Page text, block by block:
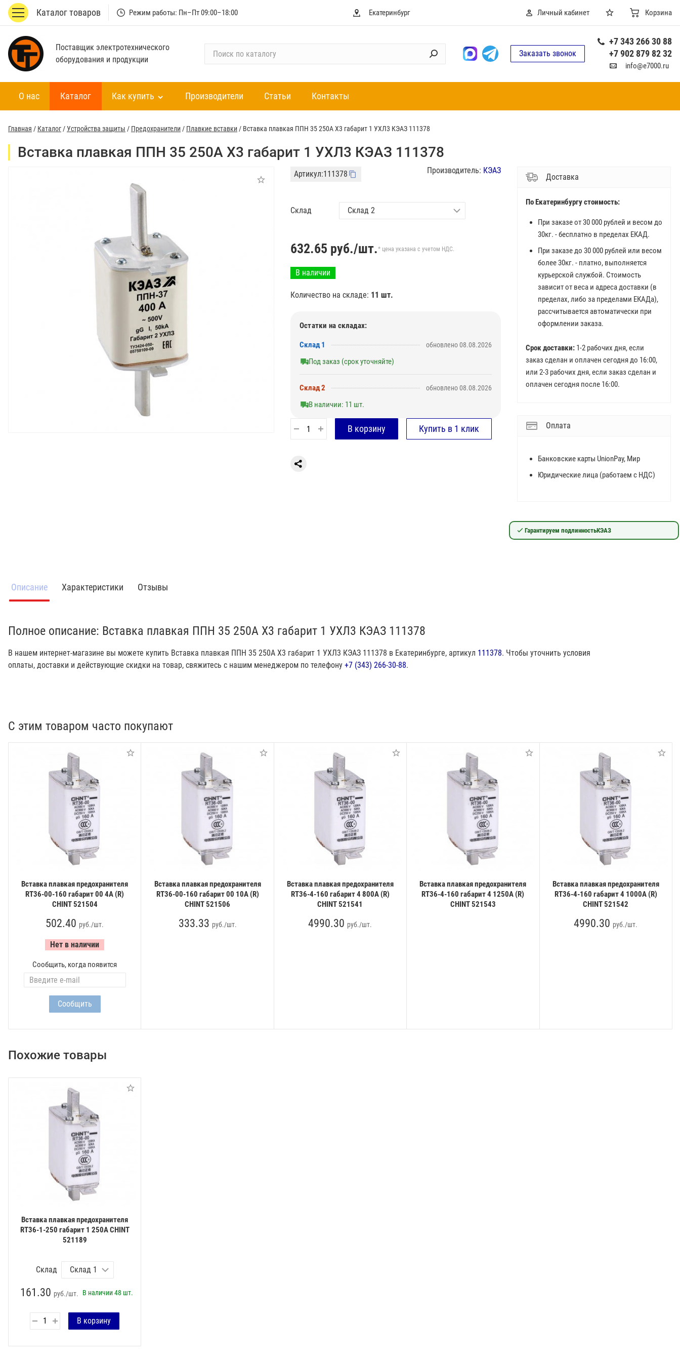
Каталог товаров Режим работы: Пн–Пт 09:00–18:00 Екатеринбург Личный кабинет Корзина
Поставщик электротехнического
оборудования и продукции
с
к
п
к
а
т
Заказать звонок
+7 343 266 30 88
+7 902 879 82 32
info@e7000.ru
О нас Каталог Как купить Производители Статьи Контакты
Главная / Каталог/Устройства защиты / Предохранители / Плавкие вставки / Вставка плавкая ППН 35 250А X3 габарит 1 УХЛ3 КЭАЗ 111378
Вставка плавкая ППН 35 250А X3 габарит 1 УХЛ3 КЭАЗ 111378
Артикул:111378 Производитель: КЭАЗ
Склад
632.65 руб./шт.* цена указана с учетом НДС.
В наличии
Количество на складе: 11 шт.
Остатки на складах:
Склад 1 обновлено 08.08.2026
Под заказ (срок уточняйте)
Склад 2 обновлено 08.08.2026
В наличии: 11 шт.
Доставка
По Екатеринбургу стоимость:
При заказе от 30 000 рублей и весом до
30кг. - бесплатно в пределах ЕКАД.
При заказе до 30 000 рублей или весом
более 30кг. - платно, выполняется
курьерской службой. Стоимость
зависит от веса и адреса доставки (в
пределах, либо за пределами ЕКАДа),
рассчитывается автоматически при
оформлении заказа.
Срок доставки:1-2 рабочих дня, если
заказ сделан и оплачен сегодня до 16:00,
или 2-3 рабочих дня, если заказ сделан и
оплачен сегодня после 16:00.
Оплата
Банковские карты UnionPay, Мир
Юридические лица (работаем с НДС)
Гарантируем подлинностьКЭАЗ
Описание Характеристики Отзывы
Полное описание: Вставка плавкая ППН 35 250А X3 габарит 1 УХЛ3 КЭАЗ 111378
В нашем интернет-магазине вы можете купить Вставка плавкая ППН 35 250А X3 габарит 1 УХЛ3 КЭАЗ 111378 в Екатеринбурге, артикул 111378. Чтобы уточнить условия
оплаты, доставки и действующие скидки на товар, свяжитесь с нашим менеджером по телефону +7 (343) 266-30-88.
С этим товаром часто покупают
Вставка плавкая предохранителя
RT36-00-160 габарит 00 4А (R)
CHINT 521504
502.40 руб./шт.
Нет в наличии
Сообщить, когда появится
Вставка плавкая предохранителя
RT36-00-160 габарит 00 10А (R)
CHINT 521506
333.33 руб./шт.
Вставка плавкая предохранителя
RT36-4-160 габарит 4 800А (R)
CHINT 521541
4990.30 руб./шт.
Вставка плавкая предохранителя
RT36-4-160 габарит 4 1250А (R)
CHINT 521543
Вставка плавкая предохранителя
RT36-4-160 габарит 4 1000А (R)
CHINT 521542
4990.30 руб./шт.
Похожие товары
Вставка плавкая предохранителя
RT36-1-250 габарит 1 250А CHINT
521189
Склад
161.30 руб./шт. В наличии48 шт.